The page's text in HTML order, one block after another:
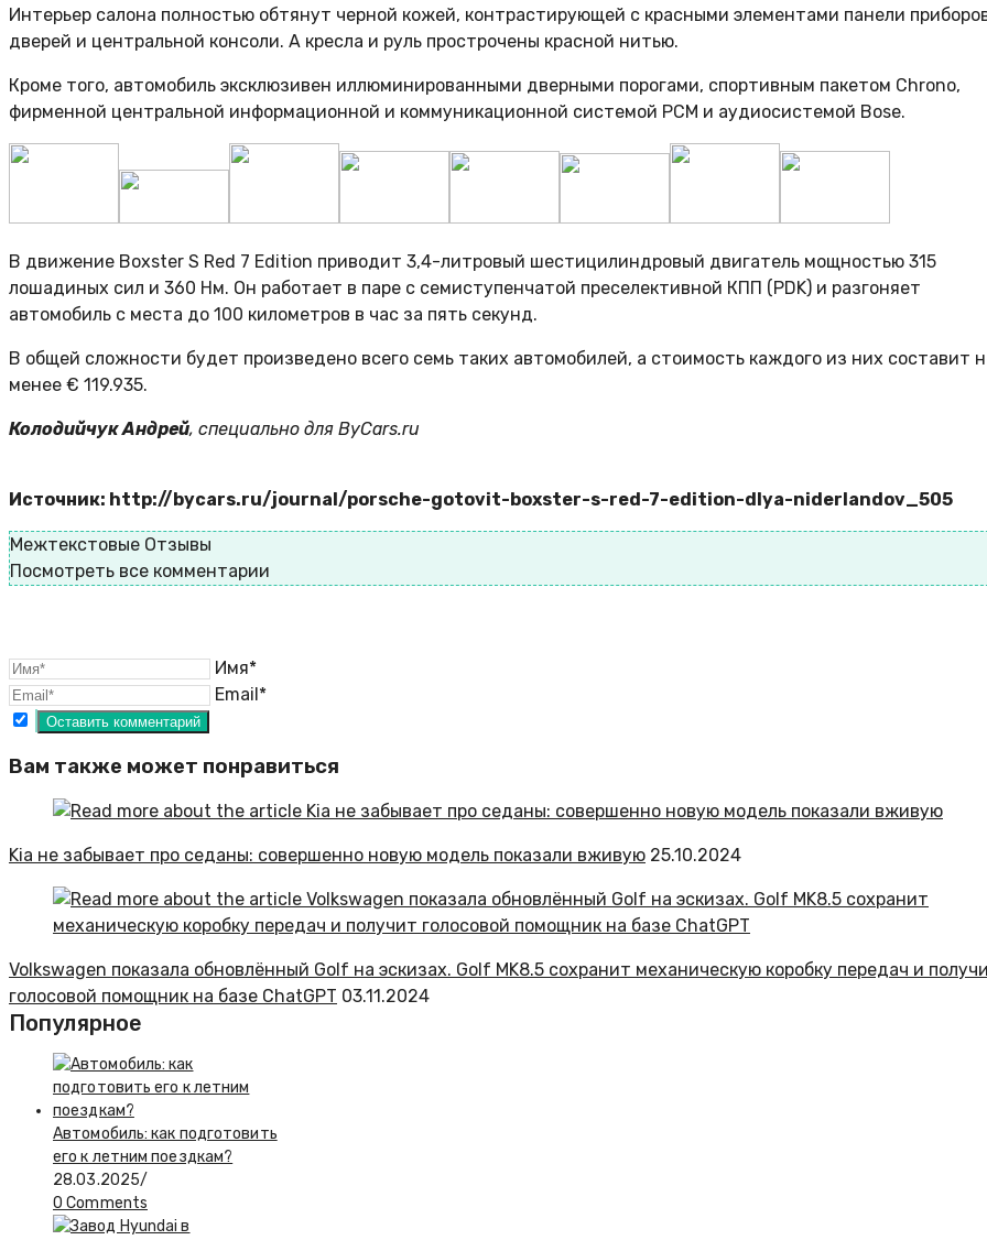
Интерьер салона полностью обтянут черной кожей, контрастирующей с красными элементами панели
дверей и центральной консоли. А кресла и руль прострочены красной нитью.
Кроме того, автомобиль эксклюзивен иллюминированными дверными порогами, спортивным пакетом Chrono,
фирменной центральной информационной и коммуникационной системой PCM и аудиосистемой Bose.
В движение Boxster S Red 7 Edition приводит 3,4-литровый шестицилиндровый двигатель мощностью 315
лошадиных сил и 360 Нм. Он работает в паре с семиступенчатой преселективной КПП (PDK) и разгоняет
автомобиль с места до 100 километров в час за пять секунд.
В общей сложности будет произведено всего семь таких автомобилей, а стоимость каждого из них составит
менее € 119.935.
Колодийчук Андрей, специально для ByCars.ru
Источник: http://bycars.ru/journal/porsche-gotovit-boxster-s-red-7-edition-dlya-niderlandov_505
Межтекстовые Отзывы
Посмотреть все комментарии
Имя*
Email*
Вам также может понравиться
Kia не забывает про седаны: совершенно новую модель показали вживую 25.10.2024
Volkswagen показала обновлённый Golf на эскизах. Golf MK8.5 сохранит механическую коробку передач и
голосовой помощник на базе ChatGPT 03.11.2024
Популярное
Автомобиль: как подготовить
его к летним поездкам?
28.03.2025/
0 Comments